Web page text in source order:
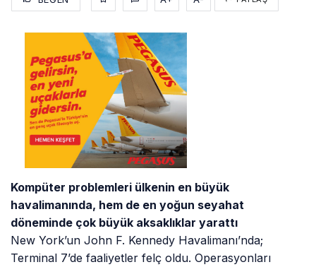
Kompüter problemleri ülkenin en büyük
havalimanında, hem de en yoğun seyahat
döneminde çok büyük aksaklıklar yarattı
New York’un John F. Kennedy Havalimanı’nda;
Terminal 7’de faaliyetler felç oldu. Operasyonları